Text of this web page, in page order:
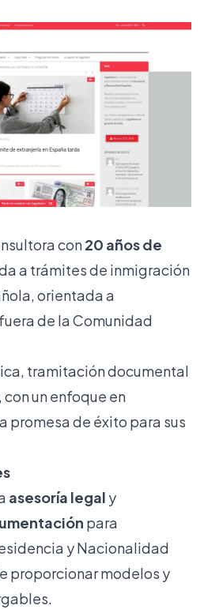
con20 años de
a trámites de inmigración
orientada a
de la Comunidad
tramitación documental
un enfoque en
promesa de éxito para sus
asesoría legal y
para
y Nacionalidad
proporcionar modelos y